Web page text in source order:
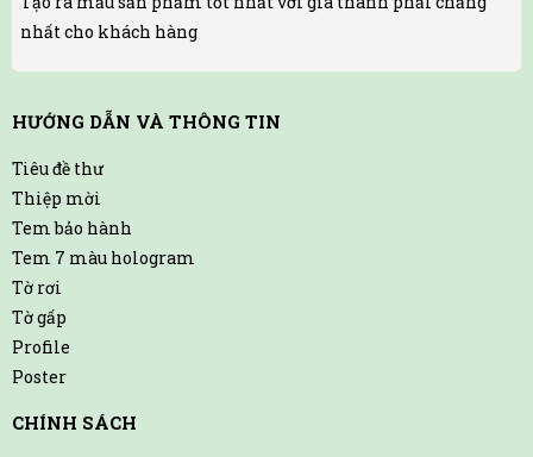
nhất cho khách hàng
HƯỚNG DẪN VÀ THÔNG TIN
Tiêu đề thư
Thiệp mời
Tem bảo hành
Tem 7 màu hologram
Tờ rơi
Tờ gấp
Profile
Poster
CHÍNH SÁCH